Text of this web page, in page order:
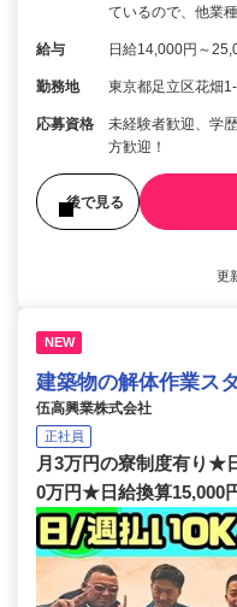
ているので、他業
給与 日給14,000円～
勤務地 東京都足立区花畑
応募資格
未経験者歓迎、学
方歓迎！
後で見る
更
NEW
建築物の解体作業ス
伍高興業株式会社
正社員
月3万円の寮制度有り★
0万円★日給換算15,000